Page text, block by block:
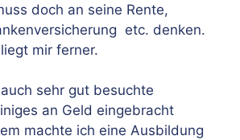
doch an seine Rente,
etc. denken.
mir ferner.
sehr gut besuchte
an Geld eingebracht
machte ich eine Ausbildung